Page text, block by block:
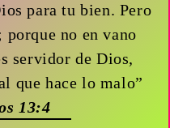
para tu bien. Pero
no en vano
servidor de Dios,
que hace lo malo”
13:4